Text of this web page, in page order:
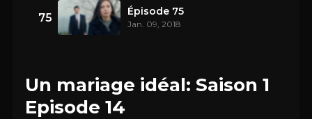
75 Épisode 75
Jan. 09, 2018
Un mariage idéal: Saison 1
Episode 14